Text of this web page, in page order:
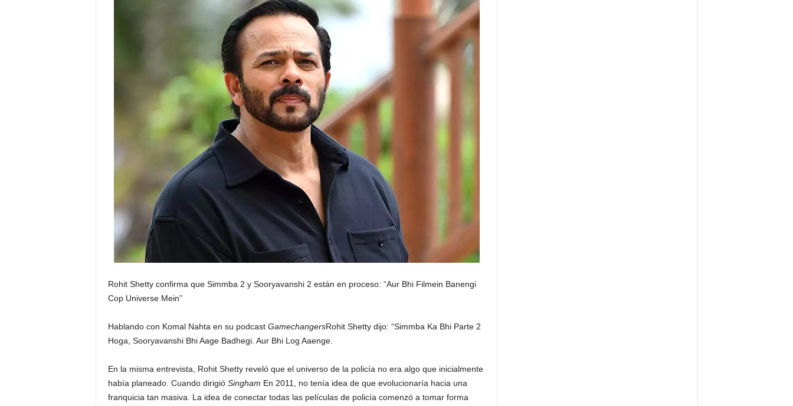
Rohit Shetty confirma que Simmba 2 y Sooryavanshi 2 están en proceso: “Aur Bhi Filmein Banengi
Cop Universe Mein”
Hablando con Komal Nahta en su podcast GamechangersRohit Shetty dijo: “Simmba Ka Bhi Parte 2
Hoga, Sooryavanshi Bhi Aage Badhegi. Aur Bhi Log Aaenge.
En la misma entrevista, Rohit Shetty reveló que el universo de la policía no era algo que inicialmente
había planeado. Cuando dirigió Singham En 2011, no tenía idea de que evolucionaría hacia una
franquicia tan masiva. La idea de conectar todas las películas de policía comenzó a tomar forma